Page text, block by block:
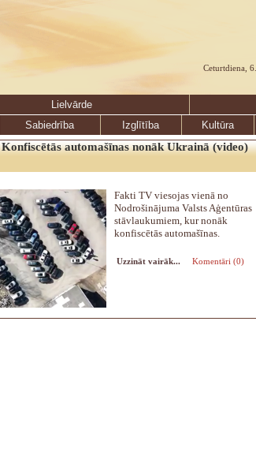
Ceturtdiena,
Lielvārde
Sabiedrība Izglītība Kultūra
Konfiscētās automašīnas nonāk Ukrainā (video)
Fakti TV viesojas vienā no
Nodrošinājuma Valsts Aģentūras
stāvlaukumiem, kur nonāk
konfiscētās automašīnas.
Uzzināt vairāk... Komentāri (0)